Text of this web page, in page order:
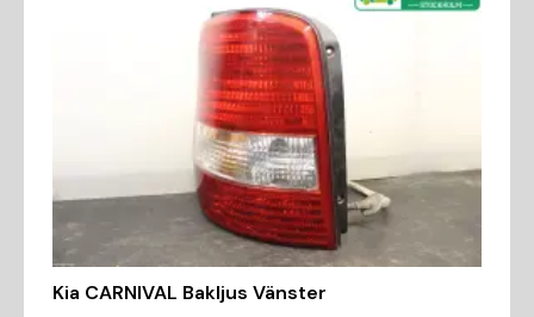
Kia CARNIVAL Bakljus Vänster